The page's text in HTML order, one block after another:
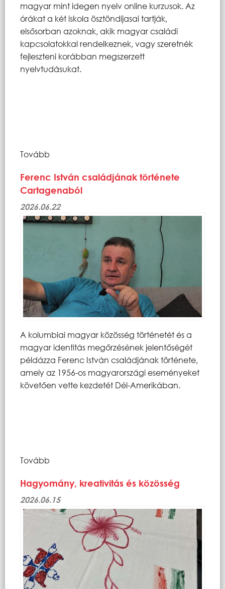
magyar mint idegen nyelv online kurzusok. Az
órákat a két iskola ösztöndíjasai tartják,
elsősorban azoknak, akik magyar családi
kapcsolatokkal rendelkeznek, vagy szeretnék
fejleszteni korábban megszerzett
nyelvtudásukat.
Tovább
Ferenc István családjának története
Cartagenaból
2026.06.22
A kolumbiai magyar közösség történetét és a
magyar identitás megőrzésének jelentőségét
példázza Ferenc István családjának története,
amely az 1956-os magyarországi eseményeket
követően vette kezdetét Dél-Amerikában.
Tovább
Hagyomány, kreativitás és közösség
2026.06.15